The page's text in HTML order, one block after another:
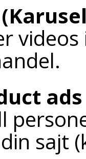
sajt